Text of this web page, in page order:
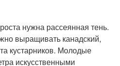
нужна рассеянная тень.
выращивать канадский,
кустарников. Молодые
искусственными